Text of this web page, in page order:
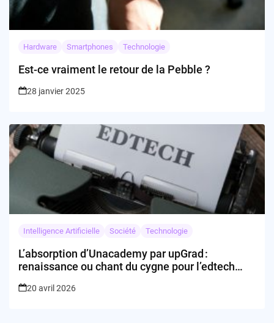
Hardware Smartphones Technologie
Est-ce vraiment le retour de la Pebble ?
28 janvier 2025
Intelligence Artificielle Société Technologie
L’absorption d’Unacademy par upGrad :
renaissance ou chant du cygne pour l’edtech
20 avril 2026